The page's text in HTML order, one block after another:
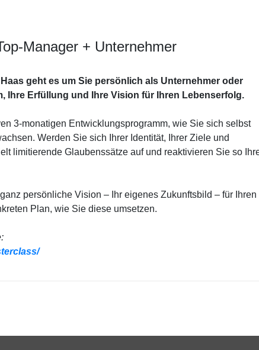
Manager + Unternehmer
geht es um Sie persönlich als Unternehmer oder
Ihre Erfüllung und Ihre Vision für Ihren Lebenserfolg.
3-monatigen Entwicklungsprogramm, wie Sie sich selbst
Werden Sie sich Ihrer Identität, Ihrer Ziele und
limitierende Glaubenssätze auf und reaktivieren Sie so
persönliche Vision – Ihr eigenes Zukunftsbild – für Ihren
Plan, wie Sie diese umsetzen.